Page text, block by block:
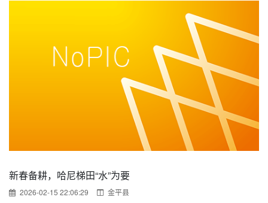
新春备耕，哈尼梯田“水”为要
2026-02-15 22:06:29 金平县